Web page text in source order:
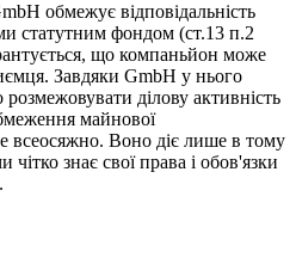
обмежує відповідальність
статутним фондом (ст.13 п.2
що компаньйон може
Завдяки GmbH у нього
розмежовувати ділову активність
майнової
всеосяжно. Воно діє лише в тому
знає свої права і обов'язки